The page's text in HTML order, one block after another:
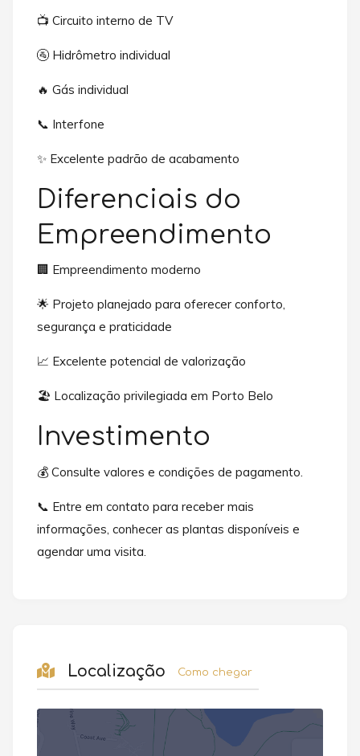
📺 Circuito interno de TV
🚰 Hidrômetro individual
🔥 Gás individual
📞 Interfone
✨ Excelente padrão de acabamento
Diferenciais do
Empreendimento
🏢 Empreendimento moderno
🌟 Projeto planejado para oferecer conforto,
segurança e praticidade
📈 Excelente potencial de valorização
🏖️ Localização privilegiada em Porto Belo
Investimento
💰 Consulte valores e condições de pagamento.
📞 Entre em contato para receber mais
informações, conhecer as plantas disponíveis e
agendar uma visita.
Localização Como chegar